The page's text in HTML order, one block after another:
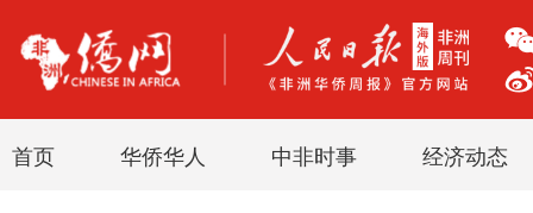
首页 华侨华人 中非时事 经济动态